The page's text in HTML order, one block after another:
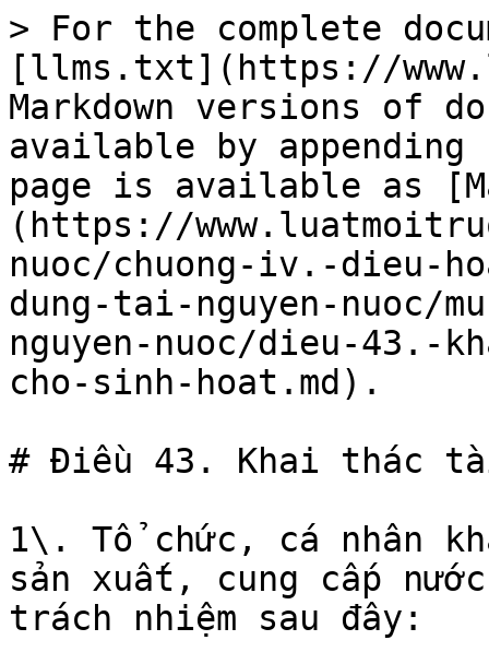
> For the complete
[llms.txt](https://
Markdown versions of
available by
page is available as
(https://
nuoc/chuong-iv.-dieu-
dung-tai-nguyen-nuoc/
nguyen-nuoc/dieu-43.-
cho-sinh-hoat.md).
# Điều 43. Khai thác
1\. Tổ chức, cá nhân
sản xuất, cung cấp
trách nhiệm sau đây: